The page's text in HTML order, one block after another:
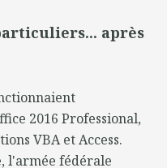
après
2016 Professional,
VBA et Access.
l'armée fédérale